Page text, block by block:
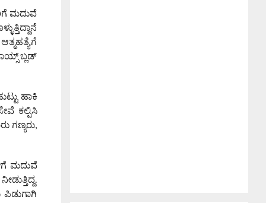
ಮದುವೆ
ಬ್ಲಡ್
ಹಾಕಿ
ಕಲ್ಪಿಸಿ
ಗಣ್ಯರು,
ಮದುವೆ
ಪಿಡುಗಾಗಿ